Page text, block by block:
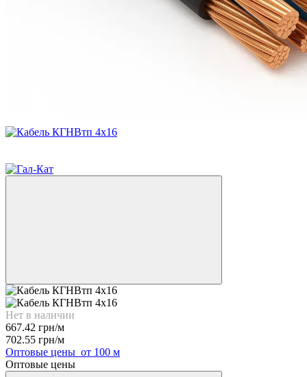
Нет в наличии
667.42 грн/м
702.55 грн/м
Оптовые цены от 100 м
Оптовые цены